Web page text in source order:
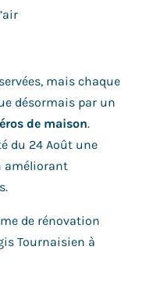
mais chaque
désormais par un
de maison.
du 24 Août une
améliorant
de rénovation
Tournaisien à